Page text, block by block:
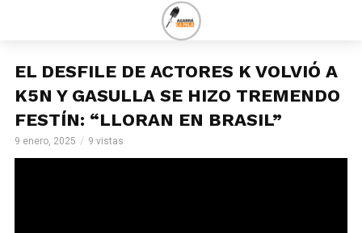
EL DESFILE DE ACTORES K VOLVIÓ A
K5N Y GASULLA SE HIZO TREMENDO
FESTÍN: “LLORAN EN BRASIL”
9 enero, 2025 9 vistas